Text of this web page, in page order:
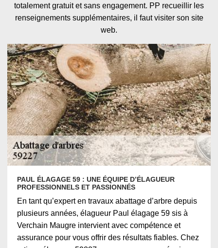
totalement gratuit et sans engagement. PP recueillir les
renseignements supplémentaires, il faut visiter son site
web.
PAUL ÉLAGAGE 59 : UNE ÉQUIPE D’ÉLAGUEUR
PROFESSIONNELS ET PASSIONNÉS
En tant qu’expert en travaux abattage d’arbre depuis
plusieurs années, élagueur Paul élagage 59 sis à
Verchain Maugre intervient avec compétence et
assurance pour vous offrir des résultats fiables. Chez